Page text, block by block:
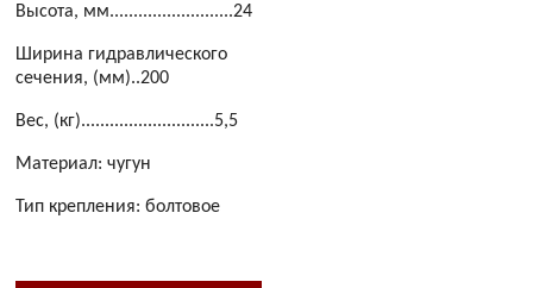
Высота, мм..........................24
Ширина гидравлического
сечения, (мм)..200
Вес, (кг)............................5,5
Материал: чугун
Тип крепления: болтовое